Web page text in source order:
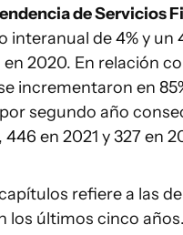
de Servicios
interanual de 4% y un
2020. En relación
incrementaron en
segundo año
, 446 en 2021 y 327 en
refiere a las
los últimos cinco